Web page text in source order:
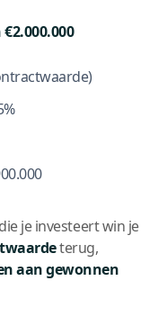
je investeert win je
terug,
aan gewonnen